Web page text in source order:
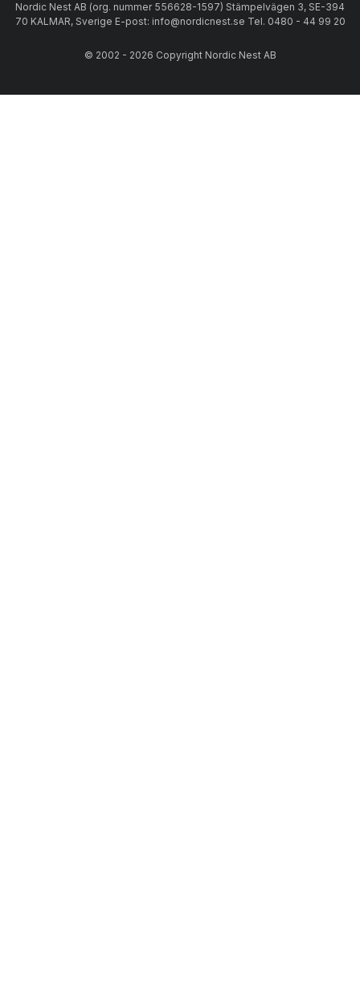
Nordic Nest AB (org. nummer 556628-1597) Stämpelvägen 3, SE-394
70 KALMAR, Sverige E-post: info@nordicnest.se Tel. 0480 - 44 99 20
© 2002 - 2026 Copyright Nordic Nest AB